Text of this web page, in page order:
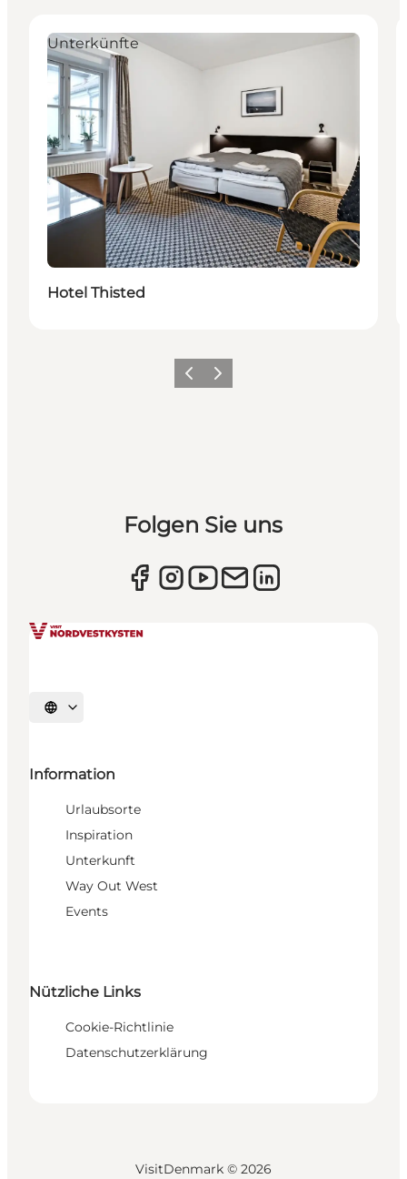
Unterkünfte
Hotel Thisted
ZurückWeiter
Folgen Sie uns
Sprache auswählen
Information
Urlaubsorte
Inspiration
Unterkunft
Way Out West
Events
Nützliche Links
Cookie-Richtlinie
Datenschutzerklärung
VisitDenmark © 2026